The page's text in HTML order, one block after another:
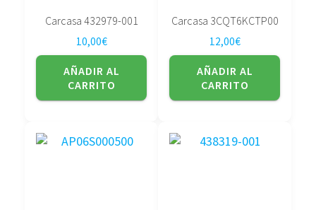
Carcasa 432979-001
10,00€
AÑADIR AL
CARRITO
Carcasa 3CQT6KCTP00
12,00€
AÑADIR AL
CARRITO